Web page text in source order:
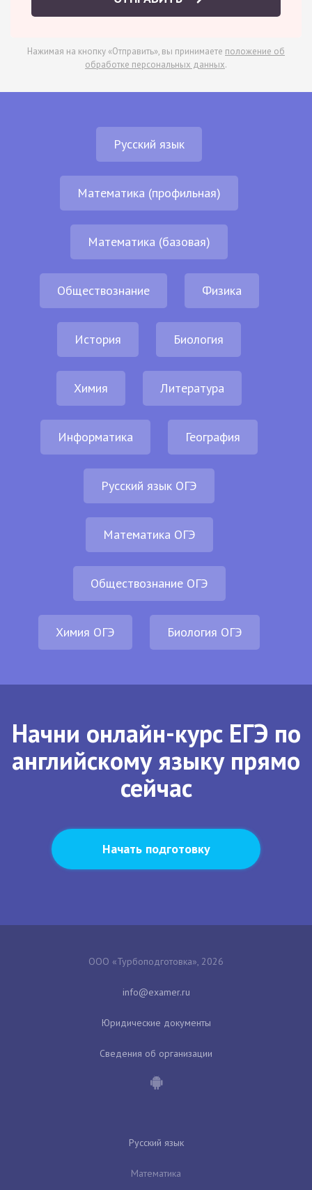
Нажимая на кнопку «Отправить», вы принимаете положение об
обработке персональных данных.
Русский язык
Математика (профильная)
Математика (базовая)
Обществознание Физика
История Биология
Химия Литература
Информатика География
Русский язык ОГЭ
Математика ОГЭ
Обществознание ОГЭ
Химия ОГЭ Биология ОГЭ
Начни онлайн-курс ЕГЭ по
английскому языку прямо
сейчас
Начать подготовку
ООО «Турбоподготовка», 2026
Юридические документы
Сведения об организации
Русский язык
Математика